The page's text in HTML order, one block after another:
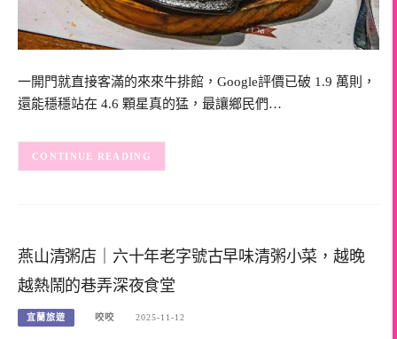
一開門就直接客滿的來來牛排館，Google評價已破 1.9 萬則，
還能穩穩站在 4.6 顆星真的猛，最讓鄉民們…
CONTINUE READING
燕山清粥店｜六十年老字號古早味清粥小菜，越晚
越熱鬧的巷弄深夜食堂
宜蘭旅遊 咬咬 2025-11-12